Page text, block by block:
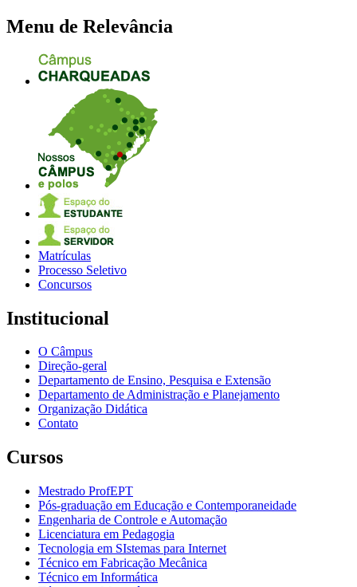
Menu de Relevância
Matrículas
Processo Seletivo
Concursos
Institucional
O Câmpus
Direção-geral
Departamento de Ensino, Pesquisa e Extensão
Departamento de Administração e Planejamento
Organização Didática
Contato
Cursos
Mestrado ProfEPT
Pós-graduação em Educação e Contemporaneidade
Engenharia de Controle e Automação
Licenciatura em Pedagogia
Tecnologia em SIstemas para Internet
Técnico em Fabricação Mecânica
Técnico em Informática